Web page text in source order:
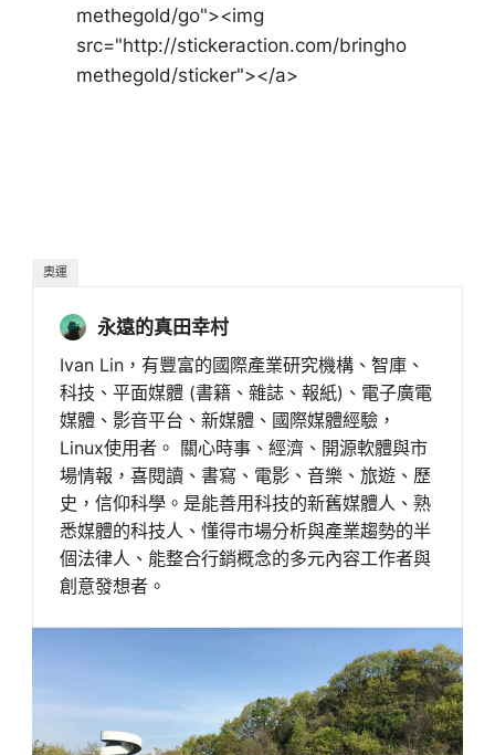
methegold/go"><img
src="http://stickeraction.com/bringho
methegold/sticker"></a>
奧運
永遠的真田幸村
Ivan Lin，有豐富的國際產業研究機構、智庫、
科技、平面媒體 (書籍、雜誌、報紙)、電子廣電
媒體、影音平台、新媒體、國際媒體經驗，
Linux使用者。 關心時事、經濟、開源軟體與市
場情報，喜閱讀、書寫、電影、音樂、旅遊、歷
史，信仰科學。是能善用科技的新舊媒體人、熟
悉媒體的科技人、懂得市場分析與產業趨勢的半
個法律人、能整合行銷概念的多元內容工作者與
創意發想者。